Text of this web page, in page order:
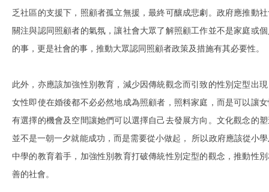
乏社區的支援下，照顧者孤立無援，最終可釀成悲劇。政府應推動
關注與認同照顧者的氣氛，讓社會大眾了解照顧工作並不是家庭或
的事，更是社會的事，推動大眾認同照顧者政策及措施有其必要性。
此外，亦應該加強性別教育，減少因傳統觀念而引致的性別定型出
女性即使在婚後都不必必然地成為照顧者，照料家庭，而是可以讓
有選擇的機會及空間讓她們可以選擇自己去發展方向。文化觀念的
並不是一朝一夕就能成功，而是需要從小做起， 所以政府應該從小
中學的教育着手，加強性別教育打破傳統性別定型的觀念，推動性
善的社會。